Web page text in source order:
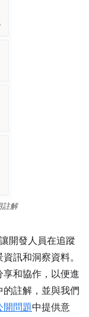
註解
開發人員在追蹤
訊和洞察資料。
和協作，以便進
註解，並與我們
開問題中提供意